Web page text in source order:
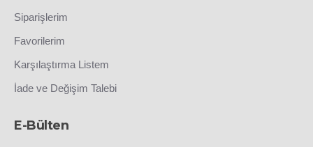
Siparişlerim
Favorilerim
Karşılaştırma Listem
İade ve Değişim Talebi
E-Bülten